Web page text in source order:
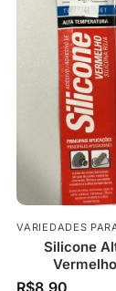
VARIEDADES
Silicone
R$8,90